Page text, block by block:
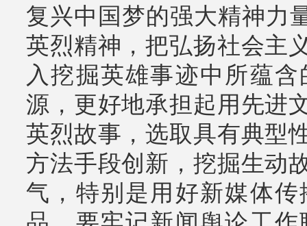
复兴中国梦的强大精神力
英烈精神，把弘扬社会主
入挖掘英雄事迹中所蕴
源，更好地承担起用先进
英烈故事，选取具有典型
方法手段创新，挖掘生动
气，特别是用好新媒体